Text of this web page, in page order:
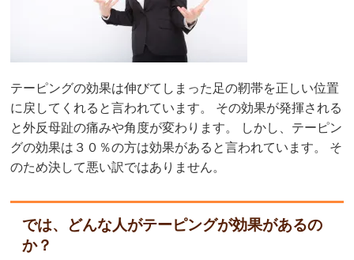
テーピングの効果は伸びてしまった足の靭帯を正しい位置
に戻してくれると言われています。 その効果が発揮される
と外反母趾の痛みや角度が変わります。 しかし、テーピン
グの効果は３０％の方は効果があると言われています。 そ
のため決して悪い訳ではありません。
では、どんな人がテーピングが効果があるの
か？